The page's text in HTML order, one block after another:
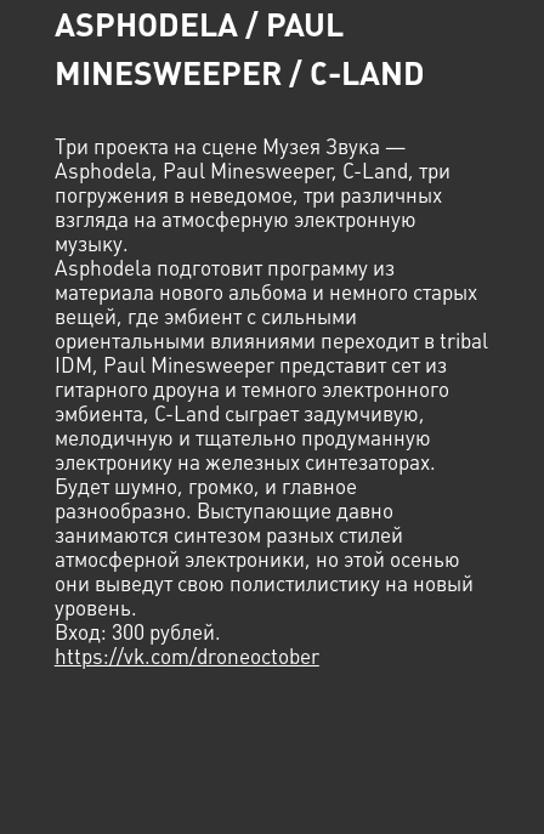
ASPHODELA / PAUL
MINESWEEPER / C-LAND
Три проекта на сцене Музея Звука —
Asphodela, Paul Minesweeper, C-Land, три
погружения в неведомое, три различных
взгляда на атмосферную электронную
музыку.
Asphodela подготовит программу из
материала нового альбома и немного старых
вещей, где эмбиент с сильными
ориентальными влияниями переходит в tribal
IDM, Paul Minesweeper представит сет из
гитарного дроуна и темного электронного
эмбиента, C-Land сыграет задумчивую,
мелодичную и тщательно продуманную
электронику на железных синтезаторах.
Будет шумно, громко, и главное
разнообразно. Выступающие давно
занимаются синтезом разных стилей
атмосферной электроники, но этой осенью
они выведут свою полистилистику на новый
уровень.
Вход: 300 рублей.
https://vk.com/droneoctober